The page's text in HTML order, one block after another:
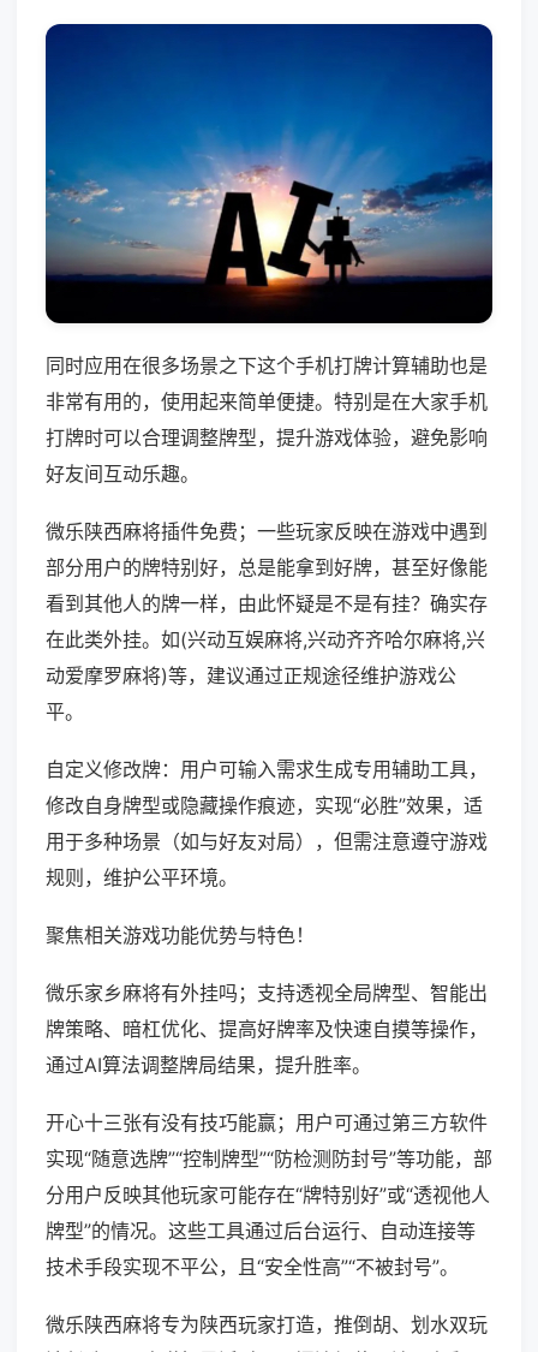
同时应用在很多场景之下这个手机打牌计算辅助也是
非常有用的，使用起来简单便捷。特别是在大家手机
打牌时可以合理调整牌型，提升游戏体验，避免影响
好友间互动乐趣。
微乐陕西麻将插件免费；一些玩家反映在游戏中遇到
部分用户的牌特别好，总是能拿到好牌，甚至好像能
看到其他人的牌一样，由此怀疑是不是有挂？确实存
在此类外挂。如(兴动互娱麻将,兴动齐齐哈尔麻将,兴
动爱摩罗麻将)等，建议通过正规途径维护游戏公
平。
自定义修改牌：用户可输入需求生成专用辅助工具，
修改自身牌型或隐藏操作痕迹，实现“必胜”效果，适
用于多种场景（如与好友对局），但需注意遵守游戏
规则，维护公平环境。
聚焦相关游戏功能优势与特色！
微乐家乡麻将有外挂吗；支持透视全局牌型、智能出
牌策略、暗杠优化、提高好牌率及快速自摸等操作，
通过AI算法调整牌局结果，提升胜率。
开心十三张有没有技巧能赢；用户可通过第三方软件
实现“随意选牌”“控制牌型”“防检测防封号”等功能，部
分用户反映其他玩家可能存在“牌特别好”或“透视他人
牌型”的情况。这些工具通过后台运行、自动连接等
技术手段实现不平公，且“安全性高”“不被封号”。
微乐陕西麻将专为陕西玩家打造，推倒胡、划水双玩